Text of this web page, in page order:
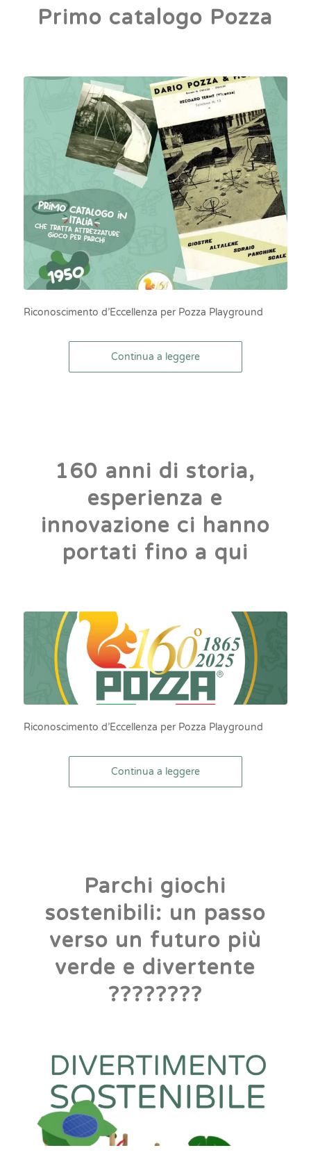
Primo catalogo Pozza
Riconoscimento d’Eccellenza per Pozza Playground
Continua a leggere
160 anni di storia,
esperienza e
innovazione ci hanno
portati fino a qui
Riconoscimento d’Eccellenza per Pozza Playground
Continua a leggere
Parchi giochi
sostenibili: un passo
verso un futuro più
verde e divertente
????????